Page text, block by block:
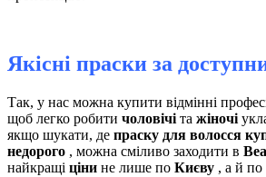
Якісні праски за
Так, у нас можна купити відмінні
щоб легко робити чоловічі та жіночі
якщо шукати, де праску для волосся
недорого , можна сміливо заходити в
найкращі ціни не лише по Києву , а й по